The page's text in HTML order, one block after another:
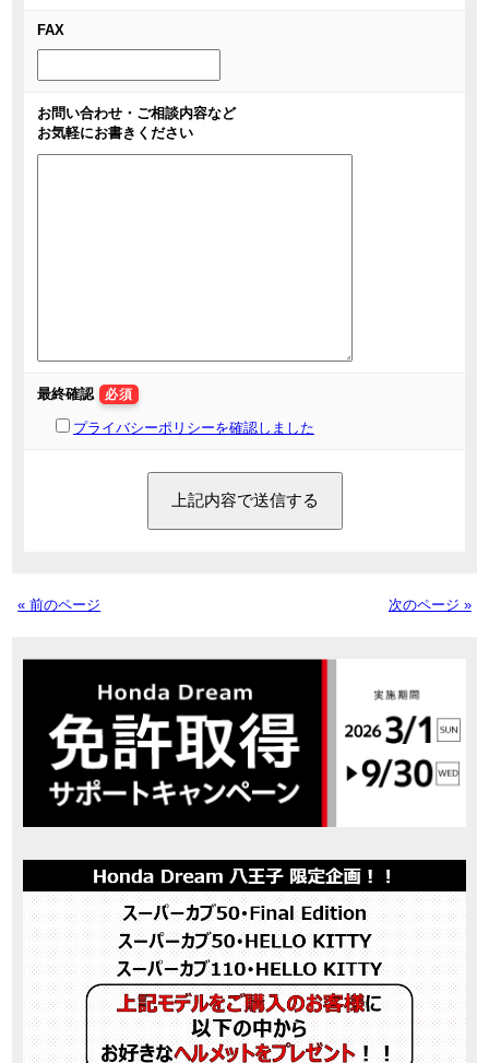
FAX
お問い合わせ・ご相談内容など
お気軽にお書きください
最終確認 必須
プライバシーポリシーを確認しました
« 前のページ 次のページ »